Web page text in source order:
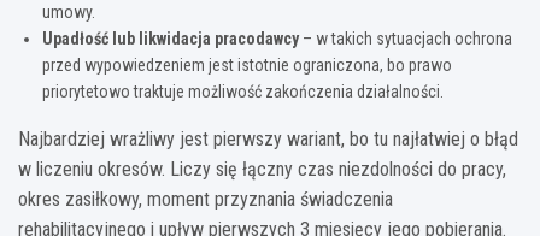
umowy.
Upadłość lub likwidacja pracodawcy– w takich sytuacjach ochrona
przed wypowiedzeniem jest istotnie ograniczona, bo prawo
priorytetowo traktuje możliwość zakończenia działalności.
Najbardziej wrażliwy jest pierwszy wariant, bo tu najłatwiej o błąd
w liczeniu okresów. Liczy się łączny czas niezdolności do pracy,
okres zasiłkowy, moment przyznania świadczenia
rehabilitacyjnego i upływ pierwszych 3 miesięcy jego pobierania.